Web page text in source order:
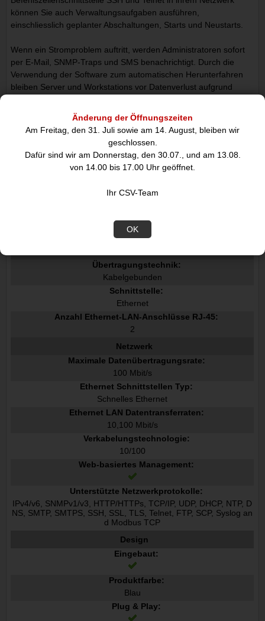
Änderung der Öffnungszeiten
Am Freitag, den 31. Juli sowie am 14. August, bleiben wir
geschlossen.
Dafür sind wir am Donnerstag, den 30.07., und am 13.08.
von 14.00 bis 17.00 Uhr geöffnet.
Ihr CSV-Team
OK
können Sie auch Verwaltungsaufgaben ausführen,
einschliesslich geplanter Abschaltungen, Starts und Neustarts.
Wenn ein Stromproblem auftritt, werden Administratoren sofort
per E-Mail, SNMP-Traps und SMS benachrichtigt. Durch die
Verwendung der Software zum automatischen Herunterfahren
bleiben Server und Workstations vor Datenverlust aufgrund
verfolgt den Betriebsverlauf der USV. Mit seiner Hot-Swap-
Funktion kann die Karte einfach eingesetzt oder ausgetauscht
werden. Mit seiner mehrsprachigen Benutzeroberfläche können
Benutzer ihre bevorzugte Sprache zur einfachen Verwaltung
Übertragungstechnik:
Kabelgebunden
Schnittstelle:
Ethernet
Anzahl Ethernet-LAN-Anschlüsse RJ-45:
2
Netzwerk
Maximale Datenübertragungsrate:
100 Mbit/s
Ethernet Schnittstellen Typ:
Schnelles Ethernet
Ethernet LAN Datentransferraten:
10,100 Mbit/s
Verkabelungstechnologie:
10/100
Web-basiertes Management:
Unterstützte Netzwerkprotokolle:
IPv4/v6, SNMPv1/v3, HTTP/HTTPs, TCP/IP, UDP, DHCP, NTP, D
NS, SMTP, SMTPS, SSH, SSL, TLS, Telnet, FTP, SCP, Syslog an
d Modbus TCP
Design
Eingebaut:
Produktfarbe:
Blau
Plug & Play: